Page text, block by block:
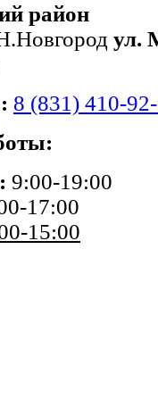
район
ул.
8 (831) 410-
9:00-19:00
17:00
15:00